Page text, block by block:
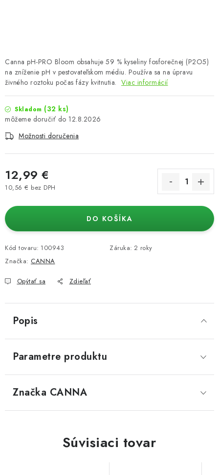
Canna pH-PRO Bloom obsahuje 59 % kyseliny fosforečnej (P2O5)
na zníženie pH v pestovateľskom médiu. Používa sa na úpravu
živného roztoku počas fázy kvitnutia. Viac informácií
Skladom (32 ks)
12.8.2026
Možnosti doručenia
12,99 €
10,56 € bez DPH
DO KOŠÍKA
Kód tovaru: 100943 Záruka: 2 roky
Značka: CANNA
Opýtať sa Zdieľať
Popis
Parametre produktu
Značka CANNA
Súvisiaci tovar